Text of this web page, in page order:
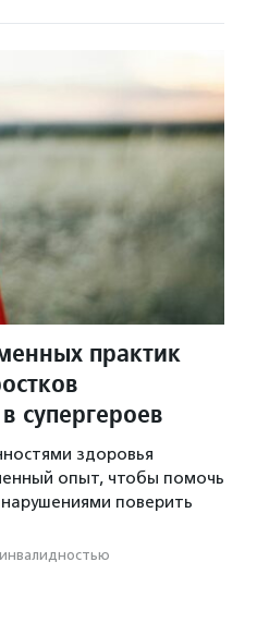
практик
супергероев
здоровья
опыт, чтобы помочь
поверить